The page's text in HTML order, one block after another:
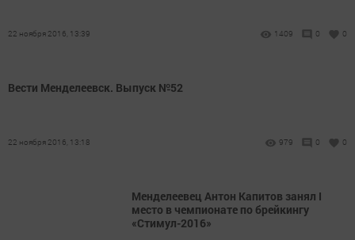
22 ноября 2016, 13:39 1409 0 0
Вести Менделеевск. Выпуск №52
22 ноября 2016, 13:18 979 0 0
Менделеевец Антон Капитов занял I
место в чемпионате по брейкингу
«Стимул-2016»